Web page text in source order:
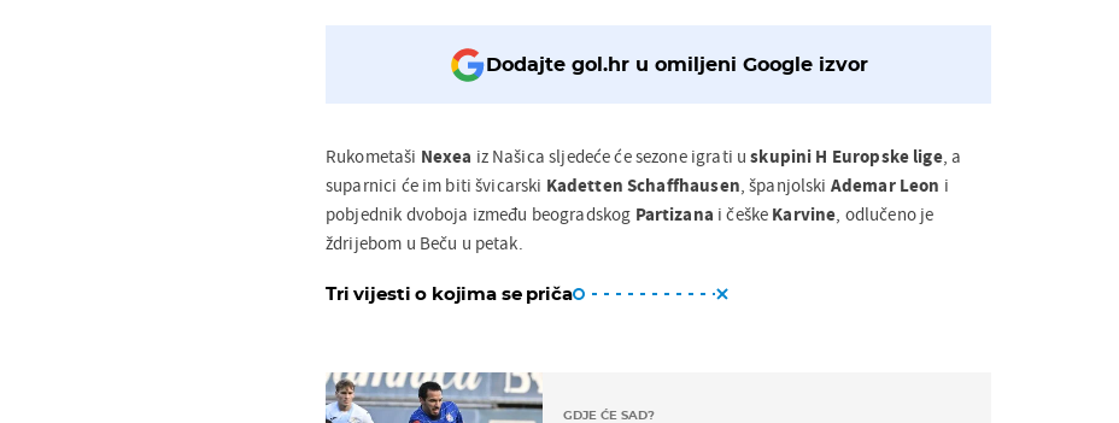
Dodajte gol.hr u omiljeni Google izvor
Rukometaši Nexea iz Našica sljedeće će sezone igrati uskupini H Europske lige, a
suparnici će im biti švicarski Kadetten Schaffhausen, španjolski Ademar Leon i
pobjednik dvoboja između beogradskog Partizana i češke Karvine, odlučeno je
ždrijebom u Beču u petak.
Tri vijesti o kojima se priča
GDJE ĆE SAD?